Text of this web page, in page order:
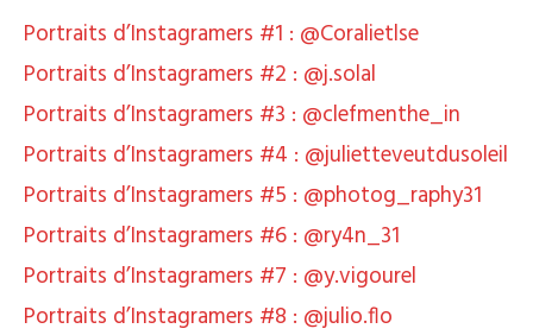
Portraits d’Instagramers #1 : @Coralietlse
Portraits d’Instagramers #2 : @j.solal
Portraits d’Instagramers #3 : @clefmenthe_in
Portraits d’Instagramers #4 : @julietteveutdusoleil
Portraits d’Instagramers #5 : @photog_raphy31
Portraits d’Instagramers #6 : @ry4n_31
Portraits d’Instagramers #7 : @y.vigourel
Portraits d’Instagramers #8 : @julio.flo